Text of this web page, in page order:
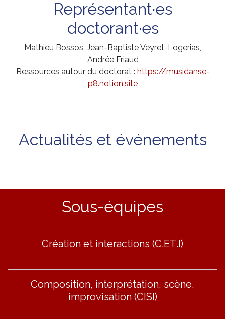
Représentant·es
doctorant·es
Mathieu Bossos, Jean-Baptiste Veyret-Logerias,
Andrée Friaud
Ressources autour du doctorat : https://musidanse-
p8.notion.site
Actualités et événements
Sous-équipes
Création et interactions (C.ET.I)
Composition, interprétation, scène,
improvisation (CISI)